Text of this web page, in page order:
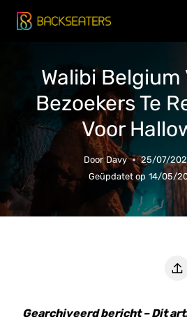
Doorgaan
naar
Walibi
Bezoekers Te
Voor
Door Davy
25/07/
Geüpdatet op 14/05/
Gearchiveerd bericht – Dit